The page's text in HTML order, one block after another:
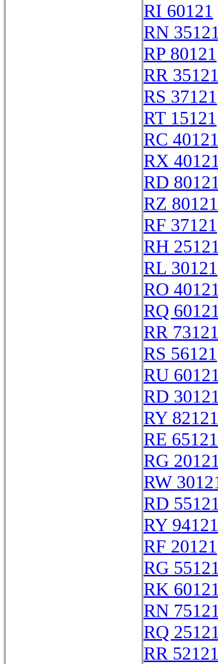
RI 60121
RN
RP 80121
RR
RS 37121
RT 15121
RC
RX
RD
RZ 80121
RF 37121
RH
RL 30121
RO
RQ
RR
RS 56121
RU
RD
RY 82121
RE 65121
RG
RW
RD
RY 94121
RF 20121
RG
RK
RN
RQ
RR